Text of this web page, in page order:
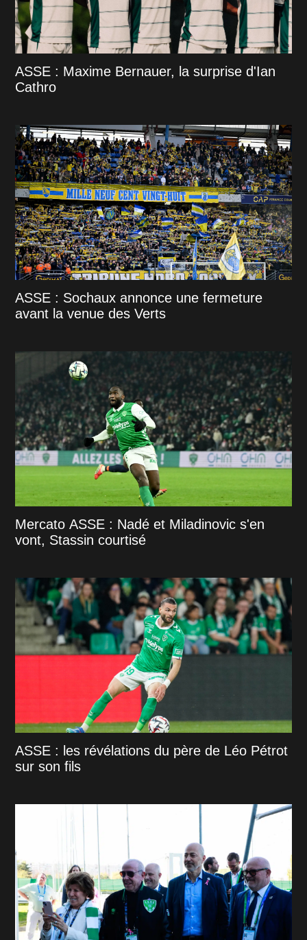
ASSE : Maxime Bernauer, la surprise d'Ian
Cathro
ASSE : Sochaux annonce une fermeture
avant la venue des Verts
Mercato ASSE : Nadé et Miladinovic s'en
vont, Stassin courtisé
ASSE : les révélations du père de Léo Pétrot
sur son fils